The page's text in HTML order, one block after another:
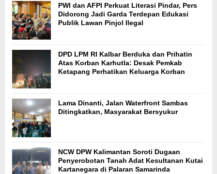
PWI dan AFPI Perkuat Literasi Pindar, Pers
Didorong Jadi Garda Terdepan Edukasi
Publik Lawan Pinjol Ilegal
DPD LPM RI Kalbar Berduka dan Prihatin
Atas Korban Karhutla: Desak Pemkab
Ketapang Perhatikan Keluarga Korban
Lama Dinanti, Jalan Waterfront Sambas
Ditingkatkan, Masyarakat Bersyukur
NCW DPW Kalimantan Soroti Dugaan
Penyerobotan Tanah Adat Kesultanan Kutai
Kartanegara di Palaran Samarinda